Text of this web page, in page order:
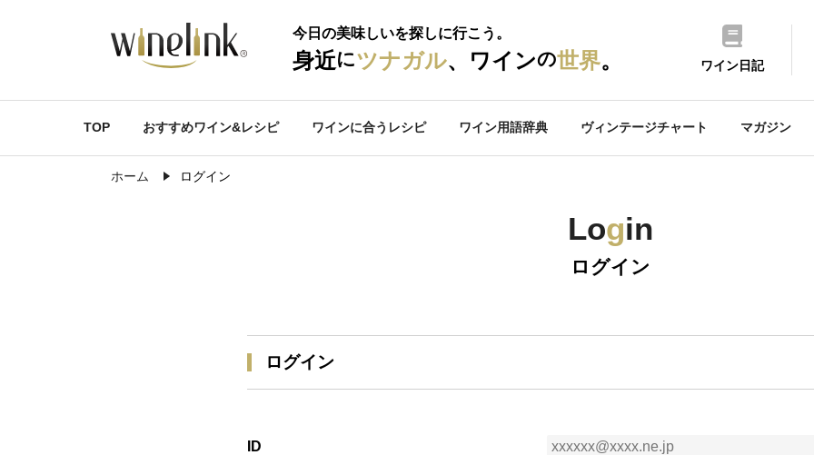
今日の美味しいを探しに行こう。
身近にツナガル、ワインの世界。 ワイン日記
TOP おすすめワイン&レシピ ワインに合うレシピ ワイン用語辞典 ヴィンテージチャート マガジン
ホーム ログイン
Login
ログイン
ログイン
ID